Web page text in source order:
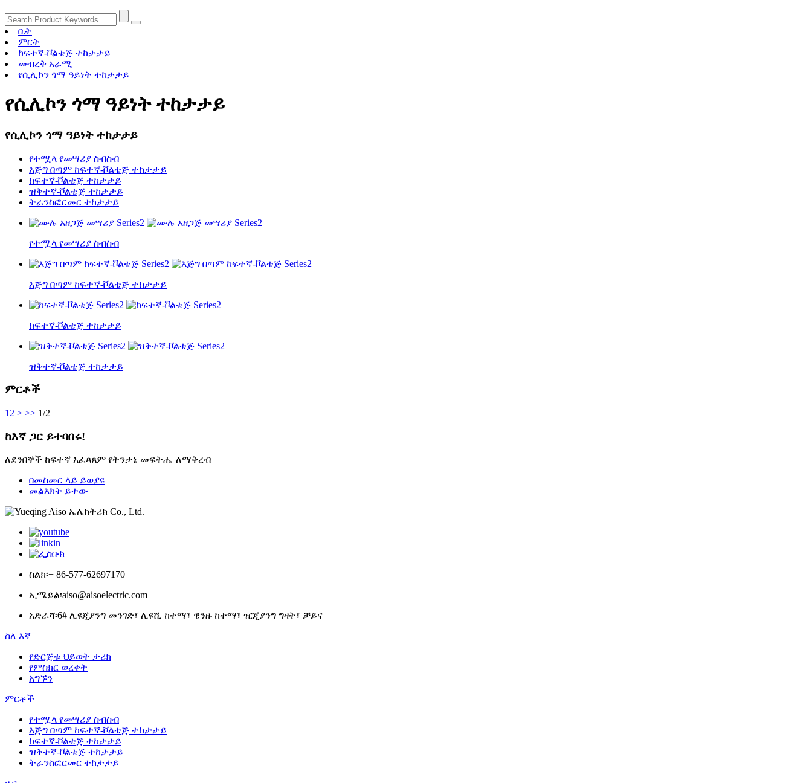
ቤት
ምርት
ከፍተኛ-ቮልቴጅ ተከታታይ
መብረቅ አራሚ
የሲሊኮን ጎማ ዓይነት ተከታታይ
የሲሊኮን ጎማ ዓይነት ተከታታይ
የሲሊኮን ጎማ ዓይነት ተከታታይ
የተሟላ የመሣሪያ ስብስብ
እጅግ በጣም ከፍተኛ-ቮልቴጅ ተከታታይ
ከፍተኛ-ቮልቴጅ ተከታታይ
ዝቅተኛ-ቮልቴጅ ተከታታይ
ትራንስፎርመር ተከታታይ
የተሟላ የመሣሪያ ስብስብ
እጅግ በጣም ከፍተኛ-ቮልቴጅ ተከታታይ
ከፍተኛ-ቮልቴጅ ተከታታይ
ዝቅተኛ-ቮልቴጅ ተከታታይ
ምርቶች
1 2 > >> 1/2
ከእኛ ጋር ይተባበሩ!
ለደንበኞች ከፍተኛ አፈጻጸም የትንታኔ መፍትሔ ለማቅረብ
በመስመር ላይ ይወያዩ
መልእክት ይተው
ስልክ፡+ 86-577-62697170
ኢሜይል፡aiso@aisoelectric.com
አድራሻ፡6# ሊዩጂያንግ መንገድ፣ ሊዩሺ ከተማ፣ ዌንዙ ከተማ፣ ዢጂያንግ ግዛት፣ ቻይና
ስለ እኛ
የድርጅቱ ህይወት ታሪክ
የምስክር ወረቀት
አግኙን
ምርቶች
የተሟላ የመሣሪያ ስብስብ
እጅግ በጣም ከፍተኛ-ቮልቴጅ ተከታታይ
ከፍተኛ-ቮልቴጅ ተከታታይ
ዝቅተኛ-ቮልቴጅ ተከታታይ
ትራንስፎርመር ተከታታይ